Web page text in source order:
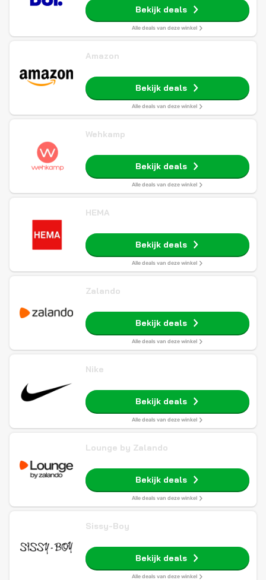
Bekijk deals
Alle deals van deze winkel
Amazon
Bekijk deals
Alle deals van deze winkel
Wehkamp
Bekijk deals
Alle deals van deze winkel
HEMA
Bekijk deals
Alle deals van deze winkel
Zalando
Bekijk deals
Alle deals van deze winkel
Nike
Bekijk deals
Alle deals van deze winkel
Lounge by Zalando
Bekijk deals
Alle deals van deze winkel
Sissy-Boy
Bekijk deals
Alle deals van deze winkel